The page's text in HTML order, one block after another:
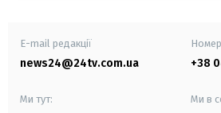
E-mail редакції
news24@24tv.com.ua +38
Ми тут: Ми в